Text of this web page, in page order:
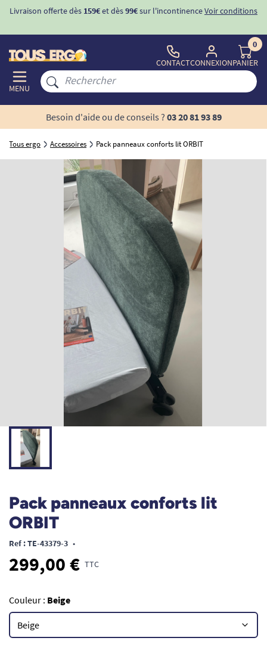
Livraison offerte dès 159€et dès99€sur l'incontinenceVoir conditions
MENU
CONTACTCONNEXION
0
PANIER
Besoin d'aide ou de conseils ? 03 20 81 93 89
Tous ergo Accessoires Pack panneaux conforts lit ORBIT
Pack panneaux conforts lit
ORBIT
Ref : TE-43379-3 •
299,00 € TTC
Couleur : Beige